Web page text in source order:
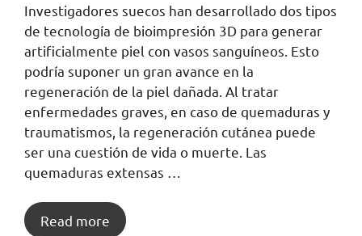
Investigadores suecos han desarrollado dos tipos
de tecnología de bioimpresión 3D para generar
artificialmente piel con vasos sanguíneos. Esto
podría suponer un gran avance en la
regeneración de la piel dañada. Al tratar
enfermedades graves, en caso de quemaduras y
traumatismos, la regeneración cutánea puede
ser una cuestión de vida o muerte. Las
quemaduras extensas …
Read more